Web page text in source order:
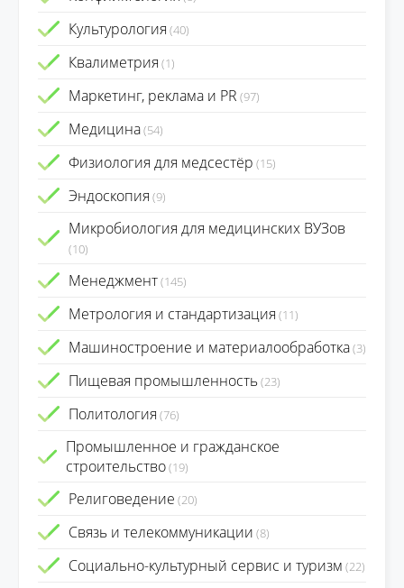
Культурология (40)
Квалиметрия (1)
Маркетинг, реклама и PR (97)
Медицина(54)
Физиология для медсестёр (15)
Эндоскопия (9)
Микробиология для медицинских ВУЗов
(10)
Менеджмент(145)
Метрология и стандартизация (11)
Машиностроение и материалообработка(3)
Пищевая промышленность(23)
Политология (76)
Промышленное и гражданское
строительство(19)
Религоведение (20)
Связь и телекоммуникации (8)
Социально-культурный сервис и туризм (22)